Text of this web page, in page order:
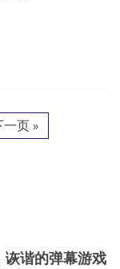
一页 »
诙谐的弹幕游戏